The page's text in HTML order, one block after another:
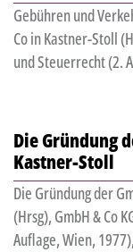
Gebühren und
Co in Kastner-Stoll
und Steuerrecht (2.
Die Gründung
Kastner-Stoll
Die Gründung der
(Hrsg), GmbH & Co
Auflage, Wien,